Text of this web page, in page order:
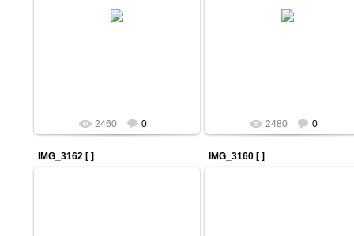
Фотограф : Вадим Ибрагимов
2460 0
Фотограф : Вадим Ибрагимов
2480 0
IMG_3162 [ ] IMG_3160 [ ]